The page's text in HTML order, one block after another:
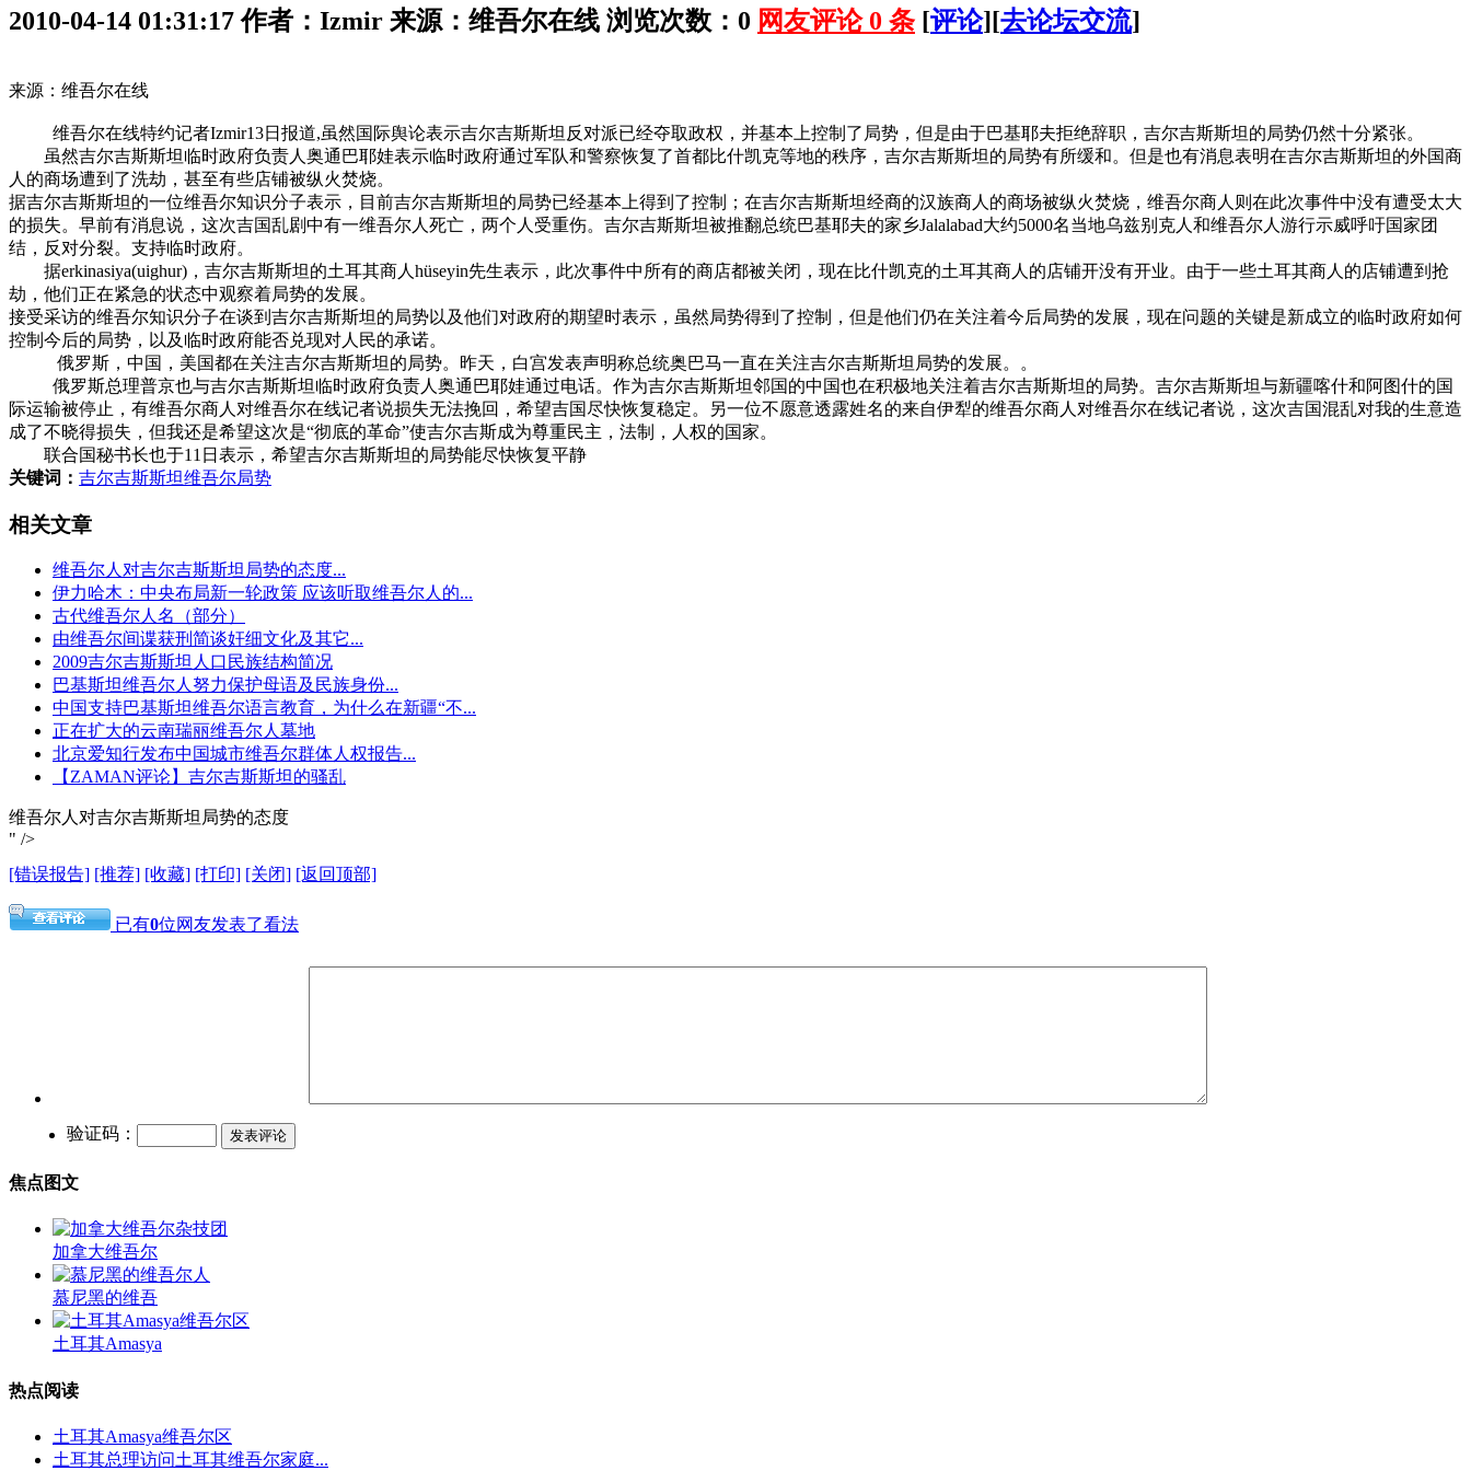
2010-04-14 01:31:17作者：Izmir 来源：维吾尔在线 浏览次数： 0 网友评论 0 条 [评论][去论坛交流]
来源： 维吾尔在线
维吾尔在线特约记者Izmir13日报道,虽然国际舆论表示吉尔吉斯斯坦反对派已经夺取政权，并基本上控制了局势，但是由于巴基耶夫拒绝辞职，吉尔吉斯斯坦的局势仍然十分紧张。
虽然吉尔吉斯斯坦临时政府负责人奥通巴耶娃表示临时政府通过军队和警察恢复了首都比什凯克等地的秩序，吉尔吉斯斯坦的局势有所缓和。但是也有消息表明在吉尔吉斯斯坦的外国商
人的商场遭到了洗劫，甚至有些店铺被纵火焚烧。
据吉尔吉斯斯坦的一位维吾尔知识分子表示，目前吉尔吉斯斯坦的局势已经基本上得到了控制；在吉尔吉斯斯坦经商的汉族商人的商场被纵火焚烧，维吾尔商人则在此次事件中没有遭受太大
的损失。早前有消息说，这次吉国乱剧中有一维吾尔人死亡，两个人受重伤。吉尔吉斯斯坦被推翻总统巴基耶夫的家乡Jalalabad大约5000名当地乌兹别克人和维吾尔人游行示威呼吁国家团
结，反对分裂。支持临时政府。
据erkinasiya(uighur)，吉尔吉斯斯坦的土耳其商人hüseyin先生表示，此次事件中所有的商店都被关闭，现在比什凯克的土耳其商人的店铺开没有开业。由于一些土耳其商人的店铺遭到抢
劫，他们正在紧急的状态中观察着局势的发展。
接受采访的维吾尔知识分子在谈到吉尔吉斯斯坦的局势以及他们对政府的期望时表示，虽然局势得到了控制，但是他们仍在关注着今后局势的发展，现在问题的关键是新成立的临时政府如何
控制今后的局势，以及临时政府能否兑现对人民的承诺。
俄罗斯， 中国 ，美国都在关注吉尔吉斯斯坦的局势。昨天，白宫发表声明称总统奥巴马一直在关注吉尔吉斯斯坦局势的发展。。
俄罗斯总理普京也与吉尔吉斯斯坦临时政府负责人奥通巴耶娃通过电话。作为吉尔吉斯斯坦邻国的中国也在积极地关注着吉尔吉斯斯坦的局势。吉尔吉斯斯坦与新疆喀什和阿图什的国
际运输被停止，有维吾尔商人对维吾尔在线记者说损失无法挽回，希望吉国尽快恢复稳定。另一位不愿意透露姓名的来自伊犁的维吾尔商人对维吾尔在线记者说，这次吉国混乱对我的生意造
成了不晓得损失，但我还是希望这次是“彻底的革命”使吉尔吉斯成为尊重民主 ，法制，人权的国家。
联合国秘书长也于11日表示，希望吉尔吉斯斯坦的局势能尽快恢复平静
关键词： 吉尔吉斯斯坦维吾尔局势
相关文章
维吾尔人对吉尔吉斯斯坦局势的态度...
伊力哈木：中央布局新一轮政策 应该听取维吾尔人的...
古代维吾尔人名（部分）
由维吾尔间谍获刑简谈奸细文化及其它...
2009吉尔吉斯斯坦人口民族结构简况
巴基斯坦维吾尔人努力保护母语及民族身份...
中国支持巴基斯坦维吾尔语言教育，为什么在新疆“不...
正在扩大的云南瑞丽维吾尔人墓地
北京爱知行发布中国城市维吾尔群体人权报告...
【ZAMAN评论】吉尔吉斯斯坦的骚乱
维吾尔人对吉尔吉斯斯坦局势的态度
" />
[错误报告] [推荐] [收藏] [打印] [关闭] [返回顶部]
已有0位网友发表了看法
验证码：
焦点图文
加拿大维吾尔
慕尼黑的维吾
土耳其Amasya
热点阅读
土耳其Amasya维吾尔区
土耳其总理访问土耳其维吾尔家庭...